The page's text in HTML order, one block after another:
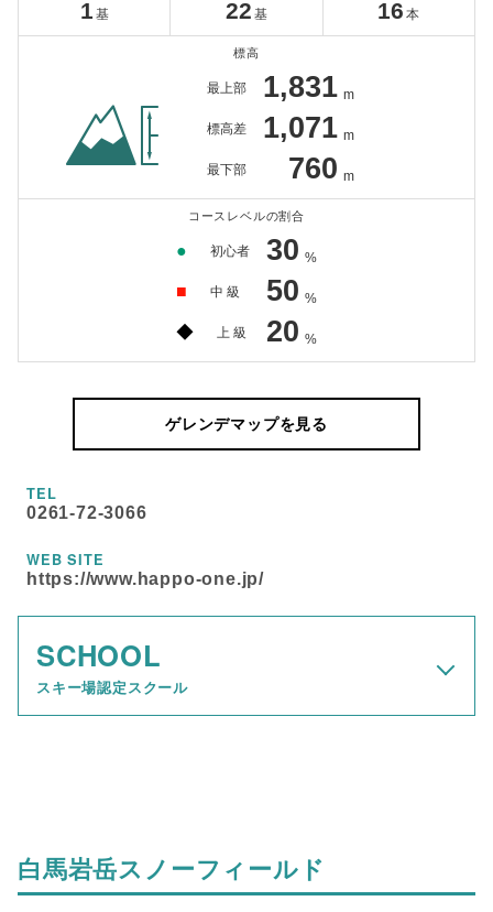
1 基 22 基 16 本
標高
最上部 1,831 m
標高差 1,071 m
最下部 760 m
コースレベルの割合
● 初心者 30 %
■ 中 級 50 %
◆ 上 級 20 %
ゲレンデマップを見る
TEL
0261-72-3066
WEB SITE
https://www.happo-one.jp/
SCHOOL
スキー場認定スクール
白馬岩岳スノーフィールド